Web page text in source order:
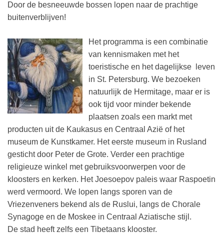
Door de besneeuwde bossen lopen naar de prachtige
buitenverblijven!
Het programma is een combinatie
van kennismaken met het
toeristische en het dagelijkse leven
in St. Petersburg. We bezoeken
natuurlijk de Hermitage, maar er is
ook tijd voor minder bekende
plaatsen zoals een markt met
producten uit de Kaukasus en Centraal Azië of het
museum de Kunstkamer. Het eerste museum in Rusland
gesticht door Peter de Grote. Verder een prachtige
religieuze winkel met gebruiksvoorwerpen voor de
kloosters en kerken. Het Joesoepov paleis waar Raspoetin
werd vermoord. We lopen langs sporen van de
Vriezenveners bekend als de Ruslui, langs de Chorale
Synagoge en de Moskee in Centraal Aziatische stijl.
De stad heeft zelfs een Tibetaans klooster.